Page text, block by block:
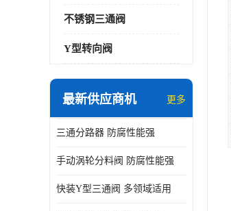
不锈钢三通阀
Y型转向阀
最新供应商机 更多
三通分路器 防腐性能强
手动涡轮分料阀 防腐性能强
快装Y型三通阀 多领域适用